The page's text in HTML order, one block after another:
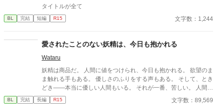
タイトルが全て
BL 完結 短編 R15 文字数：1,244
愛されたことのない妖精は、今日も抱かれる
Wataru
妖精は商品だ。 人間に値をつけられ、今日も抱かれる。 欲望のま
ま触れる手もある。 優しさのふりをする声もある。 そして、とき
どき――本当に優しい人間もいる。 それが一番、苦しい。 人間に
消費されることには慣れている。 傷つくことにも。 それでも恋を
してしまう。 抱かれなくてもいい。 選ばれなくてもいい。 ただ
BL 完結 長編 R15 文字数：89,569